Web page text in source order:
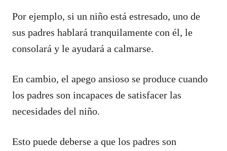
Por ejemplo, si un niño está estresado, uno de
sus padres hablará tranquilamente con él, le
consolará y le ayudará a calmarse.
En cambio, el apego ansioso se produce cuando
los padres son incapaces de satisfacer las
necesidades del niño.
Esto puede deberse a que los padres son